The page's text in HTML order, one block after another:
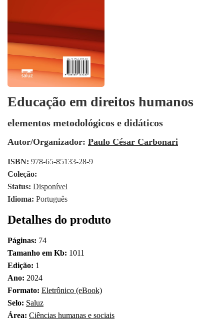
Educação em direitos humanos
elementos metodológicos e didáticos
Autor/Organizador: Paulo César Carbonari
ISBN: 978-65-85133-28-9
Coleção:
Status: Disponível
Idioma: Português
Detalhes do produto
Páginas: 74
Tamanho em Kb: 1011
Edição: 1
Ano: 2024
Formato: Eletrônico (eBook)
Selo: Saluz
Área: Ciências humanas e sociais